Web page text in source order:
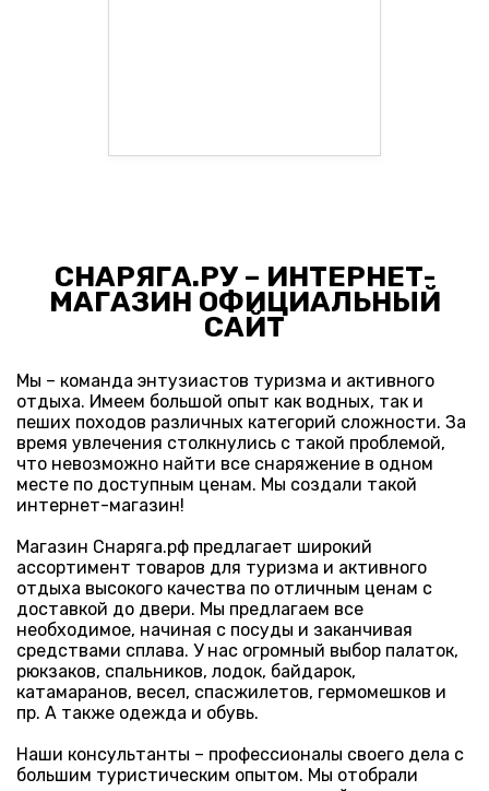
СНАРЯГА.РУ – ИНТЕРНЕТ-
МАГАЗИН ОФИЦИАЛЬНЫЙ
САЙТ
Мы – команда энтузиастов туризма и активного
отдыха. Имеем большой опыт как водных, так и
пеших походов различных категорий сложности. За
время увлечения столкнулись с такой проблемой,
что невозможно найти все снаряжение в одном
месте по доступным ценам. Мы создали такой
интернет-магазин!
Магазин Снаряга.рф предлагает широкий
ассортимент товаров для туризма и активного
отдыха высокого качества по отличным ценам с
доставкой до двери. Мы предлагаем все
необходимое, начиная с посуды и заканчивая
средствами сплава. У нас огромный выбор палаток,
рюкзаков, спальников, лодок, байдарок,
катамаранов, весел, спасжилетов, гермомешков и
пр. А также одежда и обувь.
Наши консультанты – профессионалы своего дела с
большим туристическим опытом. Мы отобрали